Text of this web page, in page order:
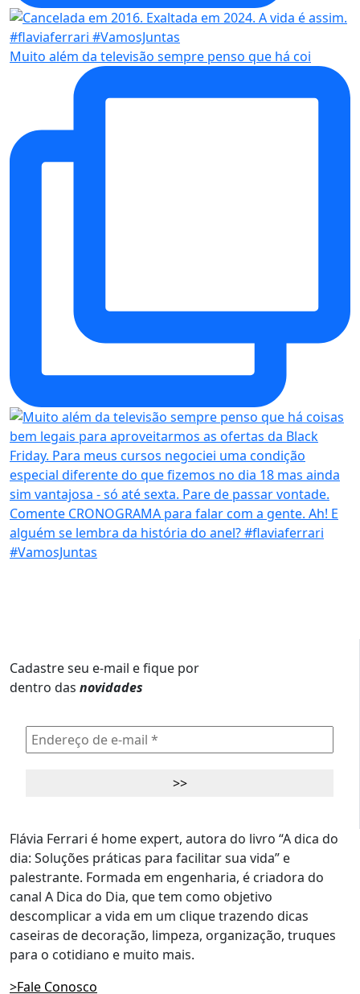
Muito além da televisão sempre penso que há coi
Cadastre seu e-mail e fique por
dentro das novidades
Flávia Ferrari é home expert, autora do livro “A dica do
dia: Soluções práticas para facilitar sua vida” e
palestrante. Formada em engenharia, é criadora do
canal A Dica do Dia, que tem como objetivo
descomplicar a vida em um clique trazendo dicas
caseiras de decoração, limpeza, organização, truques
para o cotidiano e muito mais.
>Fale Conosco